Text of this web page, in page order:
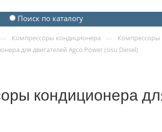
Поиск по каталогу
— Компрессоры кондиционера — Компрессоры
для двигателей Agco Power (sisu Diesel)
кондиционера